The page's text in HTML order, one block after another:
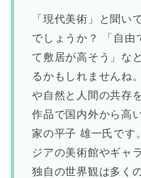
「現代美術」と聞い
でしょうか？ 「自由
て敷居が高そう」な
るかもしれませんね
や自然と人間の共存
作品で国内外から高
家の平子 雄一氏です
ジアの美術館やギャ
独自の世界観は多く